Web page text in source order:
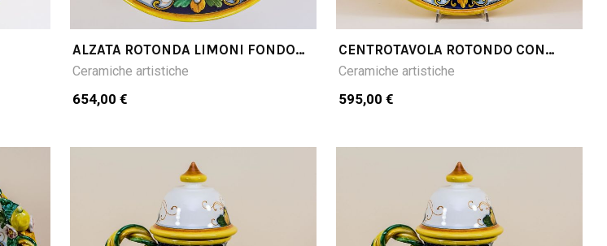
ALZATA ROTONDA LIMONI FONDO
BLU
Ceramiche artistiche
654,00 €
CENTROTAVOLA ROTONDO CON
LIMONI APPLICATI LIMONI FONDO
Ceramiche artistiche
595,00 €